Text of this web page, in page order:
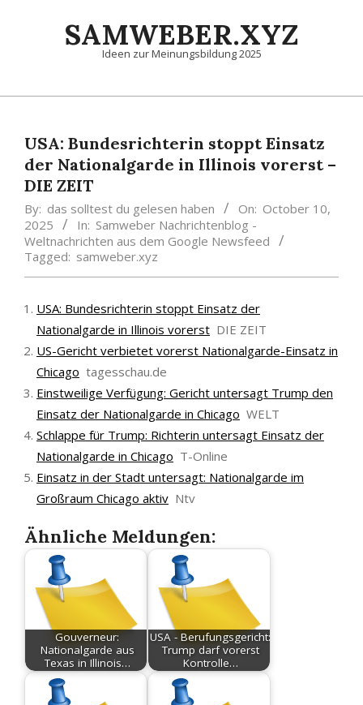
SAMWEBER.XYZ
Ideen zur Meinungsbildung 2025
Primary
MenuUSA: Bundesrichterin stoppt Einsatz
der Nationalgarde in Illinois vorerst –
DIE ZEIT
By: das solltest du gelesen haben On: October 10,
2025
In: Samweber Nachrichtenblog -
Weltnachrichten aus dem Google Newsfeed
Tagged: samweber.xyz
USA: Bundesrichterin stoppt Einsatz der
Nationalgarde in Illinois vorerst DIE ZEIT
US-Gericht verbietet vorerst Nationalgarde-Einsatz in
Chicago tagesschau.de
Einstweilige Verfügung: Gericht untersagt Trump den
Einsatz der Nationalgarde in Chicago WELT
Schlappe für Trump: Richterin untersagt Einsatz der
Nationalgarde in Chicago T-Online
Einsatz in der Stadt untersagt: Nationalgarde im
Großraum Chicago aktiv Ntv
Ähnliche Meldungen:
Gouverneur:
Nationalgarde aus
Texas in Illinois…
USA - Berufungsgericht:
Trump darf vorerst
Kontrolle…